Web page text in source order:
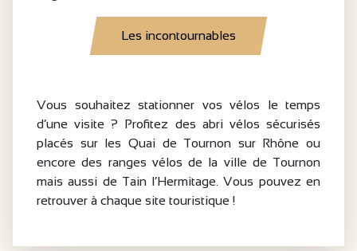
Les incontournables
Vous souhaitez stationner vos vélos le temps
d’une visite ? Profitez des abri vélos sécurisés
placés sur les Quai de Tournon sur Rhône ou
encore des ranges vélos de la ville de Tournon
mais aussi de Tain l’Hermitage. Vous pouvez en
retrouver à chaque site touristique !